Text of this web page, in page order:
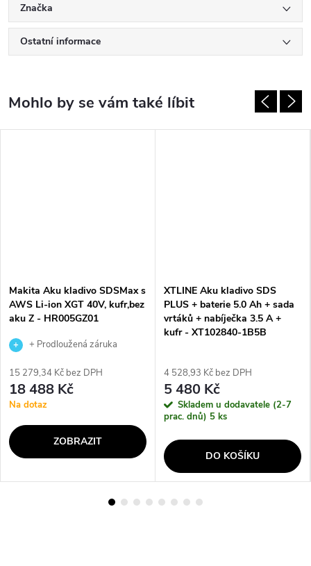
Značka
Ostatní informace
Makita Aku kladivo SDSMax s
AWS Li-ion XGT 40V, kufr,bez
aku Z - HR005GZ01
+ Prodloužená záruka
15 279,34 Kč bez DPH
18 488 Kč
Na dotaz
ZOBRAZIT
XTLINE Aku kladivo SDS
PLUS + baterie 5.0 Ah + sada
vrtáků + nabíječka 3.5 A +
kufr - XT102840-1B5B
4 528,93 Kč bez DPH
5 480 Kč
Skladem u dodavatele (2-7
prac. dnů) 5 ks
DO KOŠÍKU